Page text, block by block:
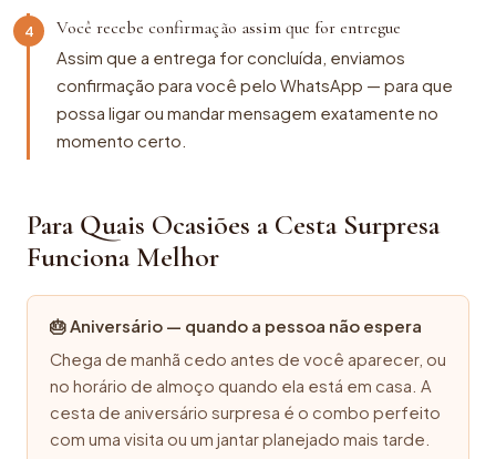
4 Você recebe confirmação assim que for entregue
Assim que a entrega for concluída, enviamos
confirmação para você pelo WhatsApp — para que
possa ligar ou mandar mensagem exatamente no
momento certo.
Para Quais Ocasiões a Cesta Surpresa
Funciona Melhor
🎂 Aniversário — quando a pessoa não espera
Chega de manhã cedo antes de você aparecer, ou
no horário de almoço quando ela está em casa. A
cesta de aniversário surpresa é o combo perfeito
com uma visita ou um jantar planejado mais tarde.